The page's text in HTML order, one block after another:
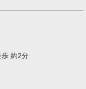
約2分